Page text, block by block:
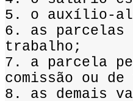
5. o auxílio-
6. as parcelas
trabalho;
7. a parcela
comissão ou
8. as demais